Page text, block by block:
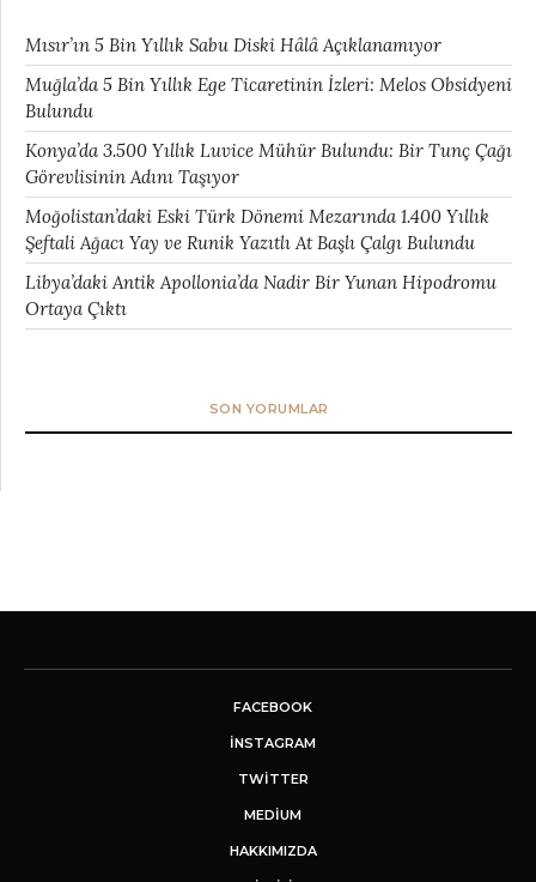
Mısır’ın 5 Bin Yıllık Sabu Diski Hâlâ Açıklanamıyor
Muğla’da 5 Bin Yıllık Ege Ticaretinin İzleri: Melos Obsidyeni
Bulundu
Konya’da 3.500 Yıllık Luvice Mühür Bulundu: Bir Tunç Çağı
Görevlisinin Adını Taşıyor
Moğolistan’daki Eski Türk Dönemi Mezarında 1.400 Yıllık
Şeftali Ağacı Yay ve Runik Yazıtlı At Başlı Çalgı Bulundu
Libya’daki Antik Apollonia’da Nadir Bir Yunan Hipodromu
Ortaya Çıktı
SON YORUMLAR
FACEBOOK
INSTAGRAM
TWITTER
MEDIUM
HAKKIMIZDA